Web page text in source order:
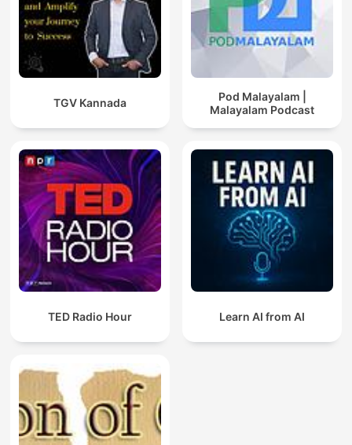
TGV Kannada
Pod Malayalam |
Malayalam Podcast
TED Radio Hour Learn AI from AI